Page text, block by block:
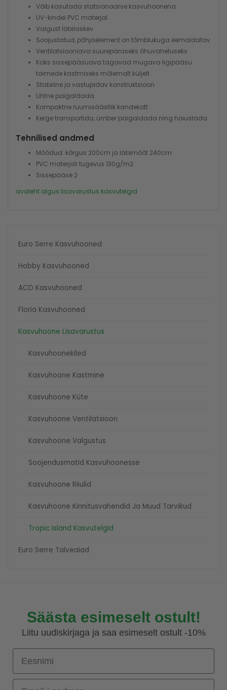
Euro Serre Kasvuhooned
Hobby Kasvuhooned
ACD Kasvuhooned
Floria Kasvuhooned
Kasvuhoone Lisavarustus
Kasvuhoonekiled
Kasvuhoone Kastmine
Kasvuhoone Küte
Kasvuhoone Ventilatsioon
Kasvuhoone Valgustus
Soojendusmatid Kasvuhoonesse
Kasvuhoone Riiulid
Kasvuhoone Kinnitusvahendid Ja Muud Tarvikud
Tropic Island Kasvutelgid
Euro Serre Talveaiad
Võib kasutada statsionaarse kasvuhoonena
UV-kindel PVC materjal
Valgust läbilaskev
Soojustatud, põhjaelement on tõmblukuga eemaldatav
Ventilatsiooniava suurepäraseks õhuvahetuseks
Kaks sissepääsuava tagavad mugava ligipääsu
taimede kastmiseks mõlemalt küljelt
Stabiilne ja vastupidav konstruktsioon
Lihtne paigaldada
Kompaktne ruumisäästlik kandekott
Kerge transportida, ümber paigaldada ning hoiustada
Tehnilised andmed
Mõõdud: kõrgus 200cm ja läbimõõt 240cm
PVC materjali tugevus 130g/m2
Sissepääse 2
avaleht algus lisavarustus kasvutelgid
Säästa esimeselt ostult!
Liitu uudiskirjaga ja saa esimeselt ostult -10%
Eesnimi
Email-i aadress